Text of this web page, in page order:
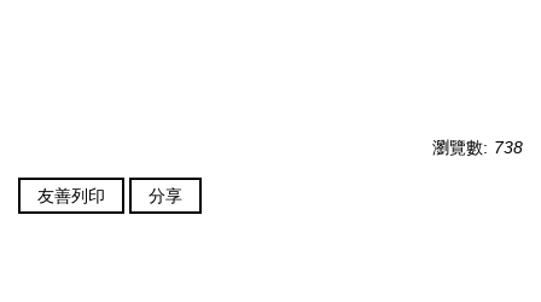
瀏覽數: 738
友善列印 分享